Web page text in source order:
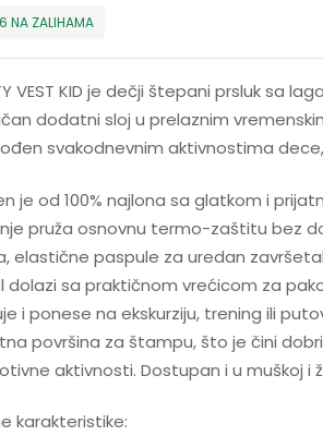
NA ZALIHAMA
VEST KID je dečji štepani prsluk sa
dodatni sloj u prelaznim
svakodnevnim aktivnostima
je od 100% najlona sa glatkom i
pruža osnovnu termo-zaštitu bez
elastične paspule za uredan
dolazi sa praktičnom vrećicom za
i ponese na ekskurziju, trening ili
površina za štampu, što je čini
aktivnosti. Dostupan i u muškoj i
karakteristike: